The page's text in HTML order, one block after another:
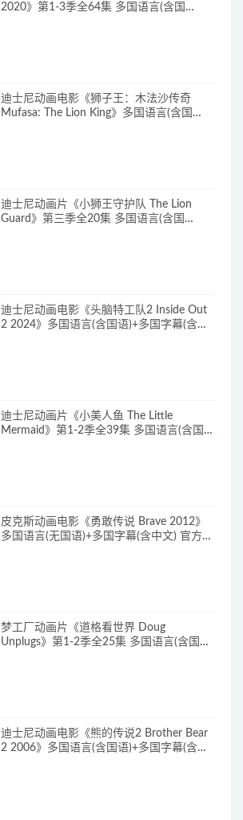
2020》第1-3季全64集 多国语言(含国
迪士尼动画电影《狮子王：木法沙传奇
Mufasa: The Lion King》多国语言(含国
迪士尼动画片《小狮王守护队 The Lion
Guard》第三季全20集 多国语言(含国
迪士尼动画电影《头脑特工队2 Inside Out
2 2024》多国语言(含国语)+多国字幕(含中
迪士尼动画片《小美人鱼 The Little
Mermaid》第1-2季全39集 多国语言(含国
皮克斯动画电影《勇敢传说 Brave 2012》
多国语言(无国语)+多国字幕(含中文) 官方纯
梦工厂动画片《道格看世界 Doug
Unplugs》第1-2季全25集 多国语言(含国
迪士尼动画电影《熊的传说2 Brother Bear
2 2006》多国语言(含国语)+多国字幕(含中